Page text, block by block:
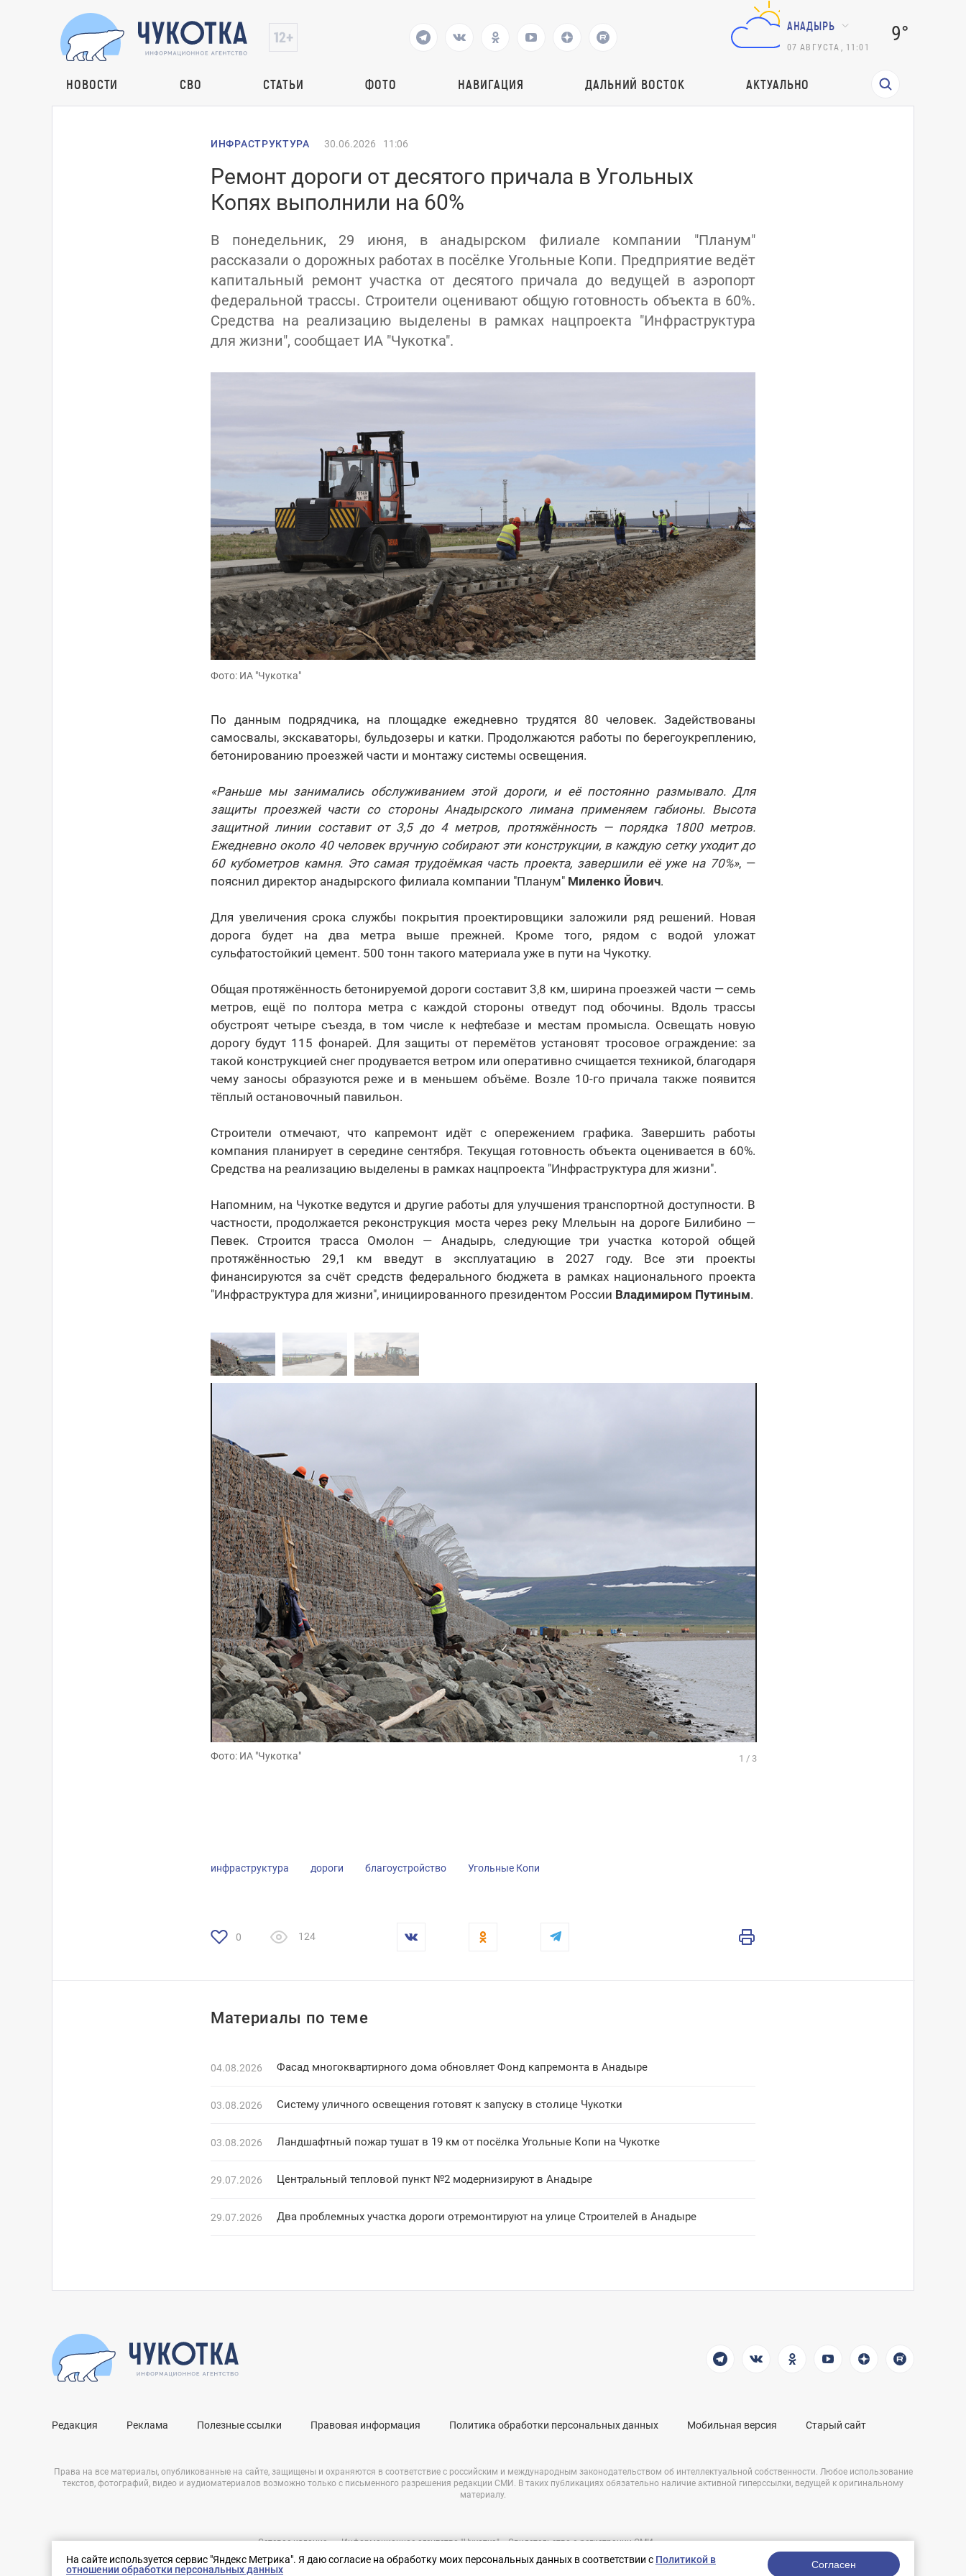
АНАДЫРЬ
07 АВГУСТА 11:01
9°
НОВОСТИ СВО СТАТЬИ ФОТО НАВИГАЦИЯ ДАЛЬНИЙ ВОСТОК АКТУАЛЬНО
На сайте используется сервис "Яндекс Метрика". Я даю согласие на обработку моих персональных данных в соответствии с Политикой в
отношении обработки персональных данных
Согласен
ИНФРАСТРУКТУРА 30.06.2026 11:06
Ремонт дороги от десятого причала в Угольных
Копях выполнили на 60%
В понедельник, 29 июня, в анадырском филиале компании "Планум"
рассказали о дорожных работах в посёлке Угольные Копи. Предприятие ведёт
капитальный ремонт участка от десятого причала до ведущей в аэропорт
федеральной трассы. Строители оценивают общую готовность объекта в 60%.
Средства на реализацию выделены в рамках нацпроекта "Инфраструктура
для жизни", сообщает ИА "Чукотка".
Фото: ИА "Чукотка"
По данным подрядчика, на площадке ежедневно трудятся 80 человек. Задействованы
самосвалы, экскаваторы, бульдозеры и катки. Продолжаются работы по берегоукреплению,
бетонированию проезжей части и монтажу системы освещения.
«Раньше мы занимались обслуживанием этой дороги, и её постоянно размывало. Для
защиты проезжей части со стороны Анадырского лимана применяем габионы. Высота
защитной линии составит от 3,5 до 4 метров, протяжённость — порядка 1800 метров.
Ежедневно около 40 человек вручную собирают эти конструкции, в каждую сетку уходит до
60 кубометров камня. Это самая трудоёмкая часть проекта, завершили её уже на 70%», —
пояснил директор анадырского филиала компании "Планум" Миленко Йович.
Для увеличения срока службы покрытия проектировщики заложили ряд решений. Новая
дорога будет на два метра выше прежней. Кроме того, рядом с водой уложат
сульфатостойкий цемент. 500 тонн такого материала уже в пути на Чукотку.
Общая протяжённость бетонируемой дороги составит 3,8 км, ширина проезжей части — семь
метров, ещё по полтора метра с каждой стороны отведут под обочины. Вдоль трассы
обустроят четыре съезда, в том числе к нефтебазе и местам промысла. Освещать новую
дорогу будут 115 фонарей. Для защиты от перемётов установят тросовое ограждение: за
такой конструкцией снег продувается ветром или оперативно счищается техникой, благодаря
чему заносы образуются реже и в меньшем объёме. Возле 10-го причала также появится
тёплый остановочный павильон.
Строители отмечают, что капремонт идёт с опережением графика. Завершить работы
компания планирует в середине сентября. Текущая готовность объекта оценивается в 60%.
Средства на реализацию выделены в рамках нацпроекта "Инфраструктура для жизни".
Напомним, на Чукотке ведутся и другие работы для улучшения транспортной доступности. В
частности, продолжается реконструкция моста через реку Млельын на дороге Билибино —
Певек. Строится трасса Омолон — Анадырь, следующие три участка которой общей
протяжённостью 29,1 км введут в эксплуатацию в 2027 году. Все эти проекты
финансируются за счёт средств федерального бюджета в рамках национального проекта
"Инфраструктура для жизни", инициированного президентом России Владимиром Путиным.
Фото: ИА "Чукотка"
Фото: ИА "Чукотка" 1 / 3
инфраструктура дороги благоустройство Угольные Копи
0 124
Материалы по теме
04.08.2026 Фасад многоквартирного дома обновляет Фонд капремонта в Анадыре
03.08.2026 Систему уличного освещения готовят к запуску в столице Чукотки
03.08.2026 Ландшафтный пожар тушат в 19 км от посёлка Угольные Копи на Чукотке
29.07.2026 Центральный тепловой пункт №2 модернизируют в Анадыре
29.07.2026 Два проблемных участка дороги отремонтируют на улице Строителей в Анадыре
Редакция Реклама Полезные ссылки Правовая информация Политика обработки персональных данных Мобильная версия Старый сайт
Права на все материалы, опубликованные на сайте, защищены и охраняются в соответствие с российским и международным законодательством об интеллектуальной собственности. Любое использование
текстов, фотографий, видео и аудиоматериалов возможно только с письменного разрешения редакции СМИ. В таких публикациях обязательно наличие активной гиперссылки, ведущей к оригинальному
материалу.
Выделите ее и нажмите Ctrl+Enter
Сетевое издание – «Информационное агентство "Чукотка"». Свидетельство о регистрации СМИ
ЭЛ № ФС 77 – 69723 от 05.05.2017 г. Выдано Федеральной службой по надзору в сфере связи,
информационных технологий и массовых коммуникаций.
nologostudio.ru.